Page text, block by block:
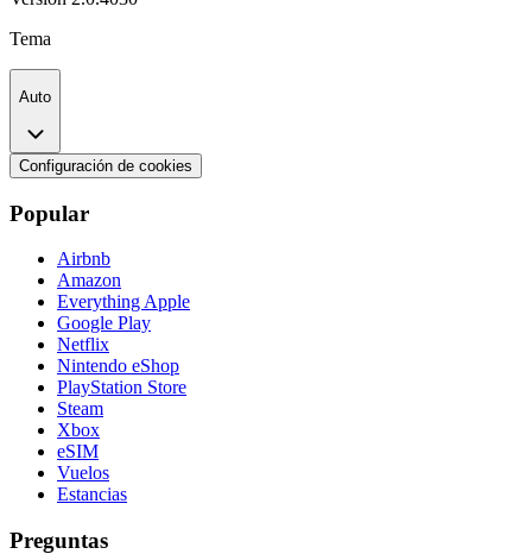
Tema
Auto
Configuración de cookies
Popular
Airbnb
Amazon
Everything Apple
Google Play
Netflix
Nintendo eShop
PlayStation Store
Steam
Xbox
eSIM
Vuelos
Estancias
Preguntas